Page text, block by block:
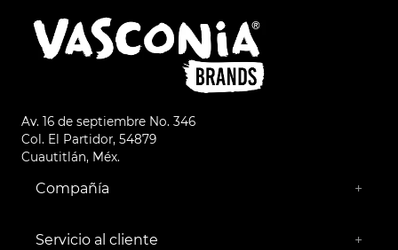
Av. 16 de septiembre No. 346
Col. El Partidor, 54879
Cuautitlán, Méx.
Compañía +
Empresa Socialmente Responsable
Servicio al cliente +